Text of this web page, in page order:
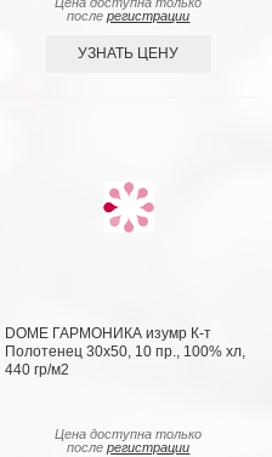
послерегистрации
УЗНАТЬ ЦЕНУ
DOME ГАРМОНИКА изумр К-т
Полотенец 30х50, 10 пр., 100% хл,
440 гр/м2
Цена доступна только
послерегистрации